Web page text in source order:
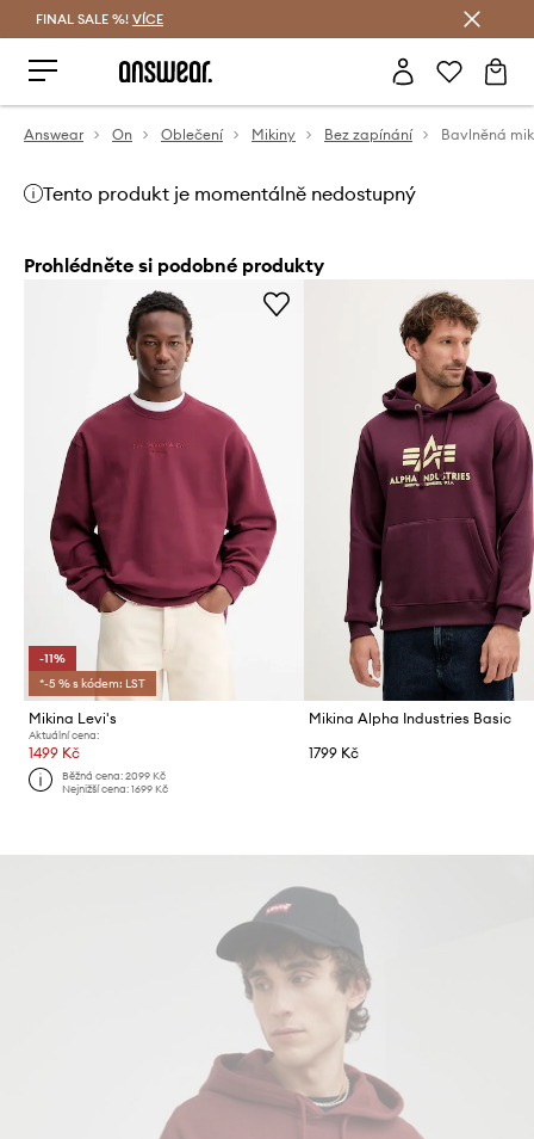
FINAL SALE %! VÍCE
Answear On Oblečení Mikiny Bez zapínání Bavlněná
Tento produkt je momentálně nedostupný
Prohlédněte si podobné produkty
-11%
*-5 % s kódem: LST
Mikina Levi's
Aktuální cena:
1499 Kč
Běžná cena:2099 Kč
Nejnižší cena:1699 Kč
Mikina Alpha Industries Basic
1799 Kč